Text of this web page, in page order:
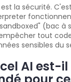
la sécurité.
(bac à
tout
sensibles du
AI est-il